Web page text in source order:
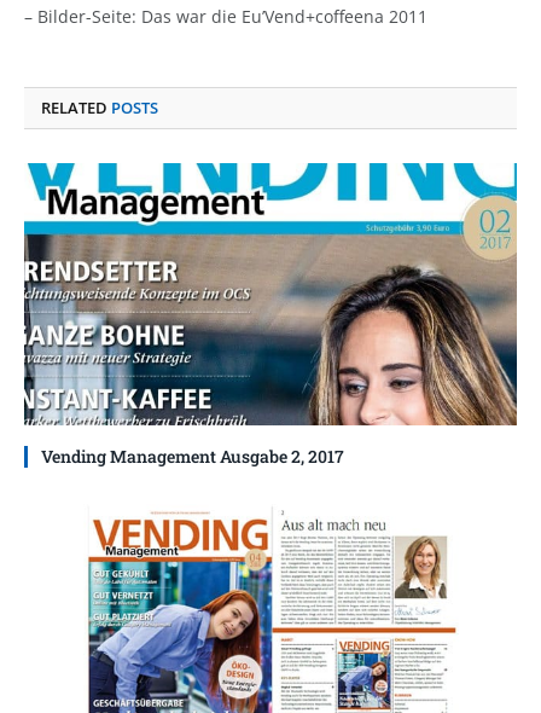
– Bilder-Seite: Das war die Eu’Vend+coffeena 2011
RELATED POSTS
Vending Management Ausgabe 2, 2017